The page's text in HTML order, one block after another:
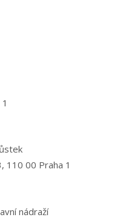
110 00 Praha 1
nádraží